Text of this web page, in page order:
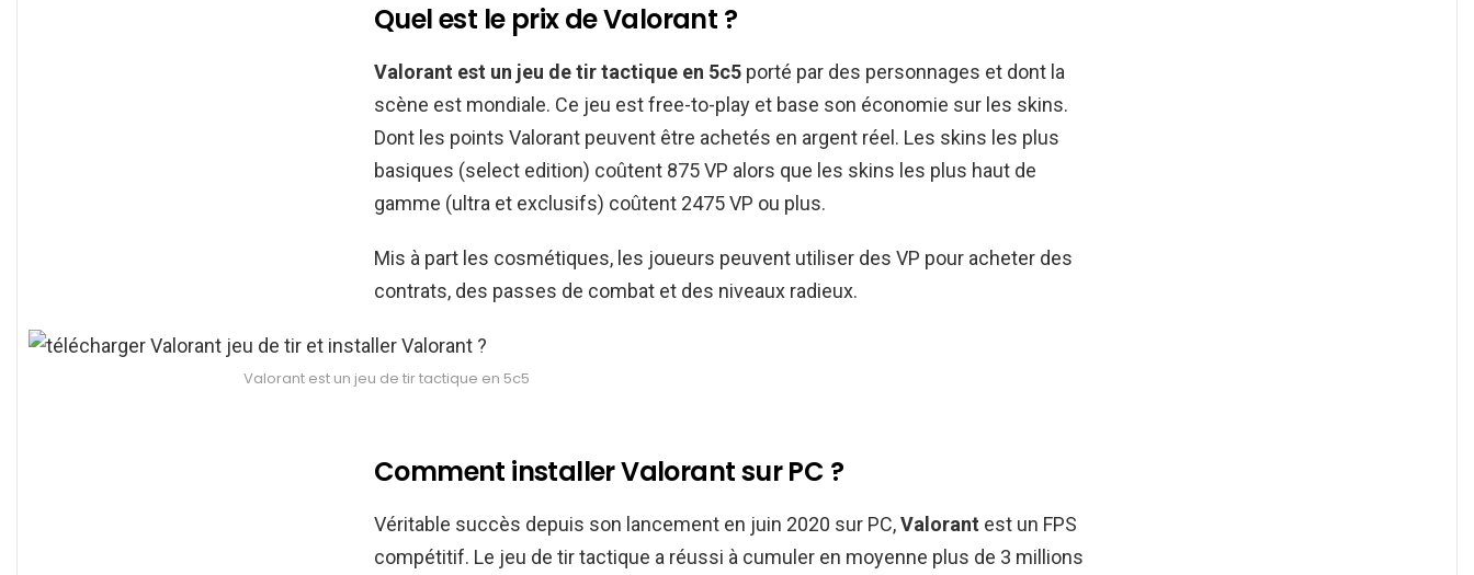
Quel est le prix de Valorant ?
Valorant est un jeu de tir tactique en 5c5 porté par des personnages et dont la
scène est mondiale. Ce jeu est free-to-play et base son économie sur les skins.
Dont les points Valorant peuvent être achetés en argent réel. Les skins les plus
basiques (select edition) coûtent 875 VP alors que les skins les plus haut de
gamme (ultra et exclusifs) coûtent 2475 VP ou plus.
Mis à part les cosmétiques, les joueurs peuvent utiliser des VP pour acheter des
contrats, des passes de combat et des niveaux radieux.
Valorant est un jeu de tir tactique en 5c5
Comment installer Valorant sur PC ?
Véritable succès depuis son lancement en juin 2020 sur PC,Valorant est un FPS
compétitif. Le jeu de tir tactique a réussi à cumuler en moyenne plus de 3 millions